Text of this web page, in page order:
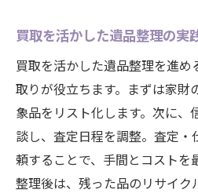
買取を活かした遺品整理の実
買取を活かした遺品整理を進
取りが役立ちます。まずは家財
象品をリスト化します。次に、
談し、査定日程を調整。査定
頼することで、手間とコストを
整理後は、残った品のリサイク